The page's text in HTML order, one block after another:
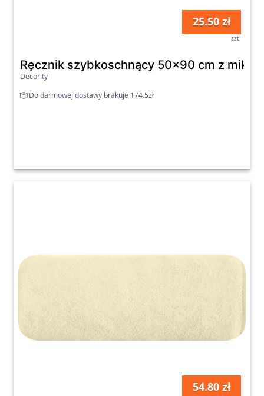
25.50 zł
szt
Ręcznik szybkoschnący 50x90 cm z
Decority
Do darmowej dostawy brakuje 174.5zł
54.80 zł